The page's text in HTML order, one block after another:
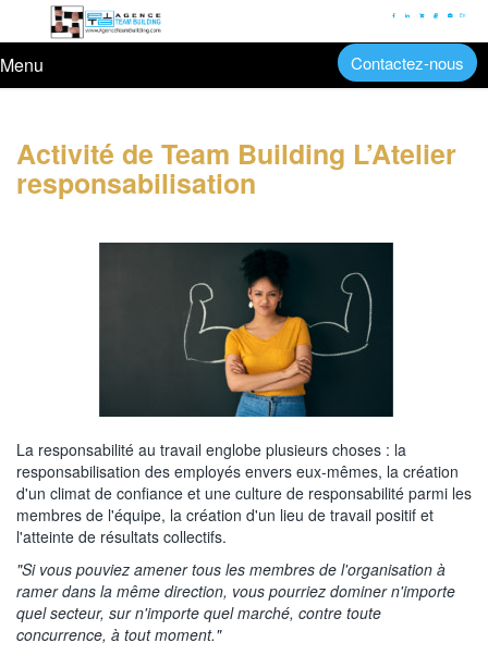
Contactez-nous
En
Menu
Activité de Team Building L’Atelier
responsabilisation
La responsabilité au travail englobe plusieurs choses : la
responsabilisation des employés envers eux-mêmes, la création
d'un climat de confiance et une culture de responsabilité parmi les
membres de l'équipe, la création d'un lieu de travail positif et
l'atteinte de résultats collectifs.
"Si vous pouviez amener tous les membres de l'organisation à
ramer dans la même direction, vous pourriez dominer n'importe
quel secteur, sur n'importe quel marché, contre toute
concurrence, à tout moment."